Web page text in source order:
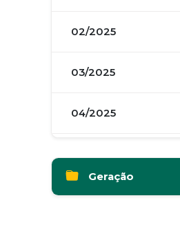
02/2025
03/2025
04/2025
06/2025
Geração